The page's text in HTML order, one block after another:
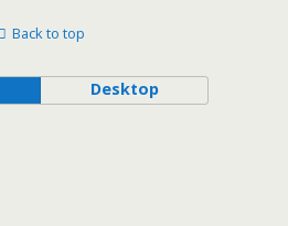
Back to top
Desktop